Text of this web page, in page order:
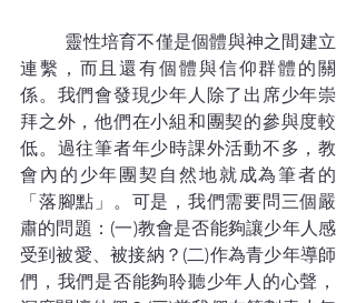
連繫，而且還有個體與信仰群體的關
係。我們會發現少年人除了出席少年崇
拜之外，他們在小組和團契的參與度較
低。過往筆者年少時課外活動不多，教
會內的少年團契自然地就成為筆者的
「落腳點」。可是，我們需要問三個嚴
肅的問題：(一)教會是否能夠讓少年人感
受到被愛、被接納？(二)作為青少年導師
們，我們是否能夠聆聽少年人的心聲，